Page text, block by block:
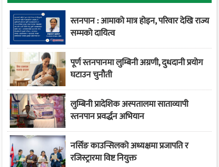
स्तनपान : आमाको मात्र होइन, परिवार देखि राज्य
सम्मको दायित्व
पूर्ण स्तनपानमा लुम्बिनी अग्रणी, दुधदानी प्रयोग
घटाउन चुनौती
लुम्बिनी प्रादेशिक अस्पतालमा साताव्यापी
स्तनपान प्रवर्द्धन अभियान
नर्सिङ काउन्सिलको अध्यक्षमा प्रजापति र
रजिस्ट्रारमा विष्ट नियुक्त